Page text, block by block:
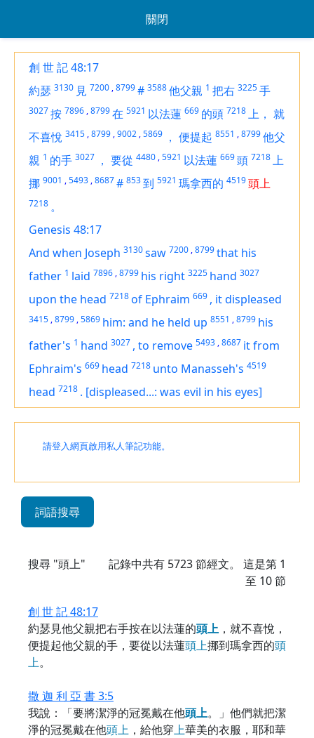
關閉
創 世 記 48:17
約瑟 3130 見 7200 ,8799# 3588他父親 1 把右 3225手
3027按 7896 ,8799在 5921 以法蓮 669 的頭 7218上， 就
不喜悅 3415 ,8799 ,9002 ,5869 ， 便提起 8551 ,8799他父
親 1 的手 3027 ， 要從 4480 ,5921 以法蓮 669頭 7218上
挪 9001 ,5493 ,8687# 853到 5921 瑪拿西的 4519頭上
7218 。
Genesis 48:17
And when Joseph 3130saw 7200 ,8799that his
father 1 laid 7896 ,8799 his right 3225 hand 3027
upon the head 7218of Ephraim 669 , it displeased
3415 ,8799 ,5869 him: and he held up 8551 ,8799 his
father's 1 hand 3027 , to remove 5493 ,8687 it from
Ephraim's 669 head 7218 unto Manasseh's 4519
head 7218 . [displeased...: was evil in his eyes]
請登入網頁啟用私人筆記功能。
詞語搜尋
搜尋 "頭上" 記錄中共有 5723節經文。 這是第 1
至 10 節
創 世 記 48:17
約瑟見他父親把右手按在以法蓮的頭上 ，就不喜悅，
便提起他父親的手，要從以法蓮頭上挪到瑪拿西的頭
上。
撒 迦 利 亞 書 3:5
我說：「要將潔淨的冠冕戴在他頭上。」他們就把潔
淨的冠冕戴在他頭上 ，給他穿上華美的衣服，耶和華